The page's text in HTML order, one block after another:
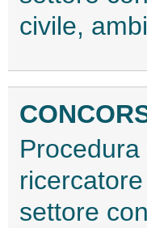
civile,
settore